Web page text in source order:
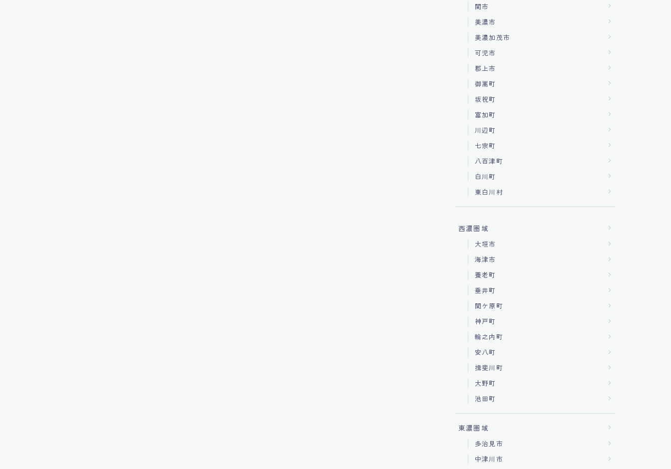
関市
美濃市
美濃加茂市
可児市
郡上市
御嵩町
坂祝町
富加町
川辺町
七宗町
八百津町
白川町
東白川村
西濃圏域
大垣市
海津市
養老町
垂井町
関ケ原町
神戸町
輪之内町
安八町
揖斐川町
大野町
池田町
東濃圏域
多治見市
中津川市